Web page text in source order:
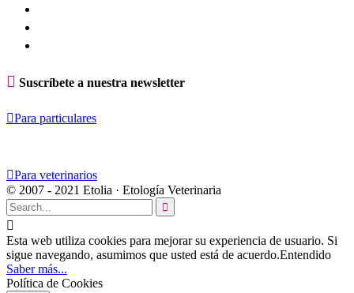
 Suscríbete a nuestra newsletter
Para particulares
Para veterinarios
© 2007 - 2021 Etolia · Etología Veterinaria


Esta web utiliza cookies para mejorar su experiencia de usuario. Si
sigue navegando, asumimos que usted está de acuerdo.Entendido
Saber más...
Política de Cookies